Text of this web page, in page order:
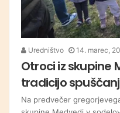
Uredništvo 14. marec,
Otroci iz skupine
tradicijo
Na predvečer